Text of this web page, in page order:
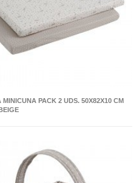
MINICUNA PACK 2 UDS. 50X82X10 CM